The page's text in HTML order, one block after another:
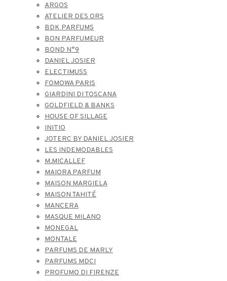
ARGOS
ATELIER DES ORS
BDK PARFUMS
BON PARFUMEUR
BOND N°9
DANIEL JOSIER
ELECTIMUSS
FOMOWA PARIS
GIARDINI DI TOSCANA
GOLDFIELD & BANKS
HOUSE OF SILLAGE
INITIO
JOTERC BY DANIEL JOSIER
LES INDEMODABLES
M.MICALLEF
MAIORA PARFUM
MAISON MARGIELA
MAISON TAHITÉ
MANCERA
MASQUE MILANO
MONEGAL
MONTALE
PARFUMS DE MARLY
PARFUMS MDCI
PROFUMO DI FIRENZE